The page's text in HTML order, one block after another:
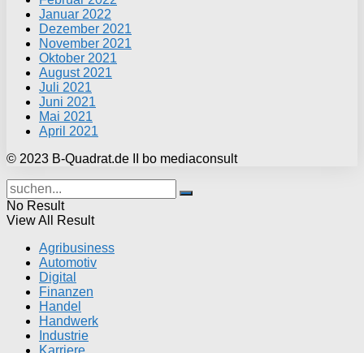
Januar 2022
Dezember 2021
November 2021
Oktober 2021
August 2021
Juli 2021
Juni 2021
Mai 2021
April 2021
© 2023 B-Quadrat.de II bo mediaconsult
No Result
View All Result
Agribusiness
Automotiv
Digital
Finanzen
Handel
Handwerk
Industrie
Karriere